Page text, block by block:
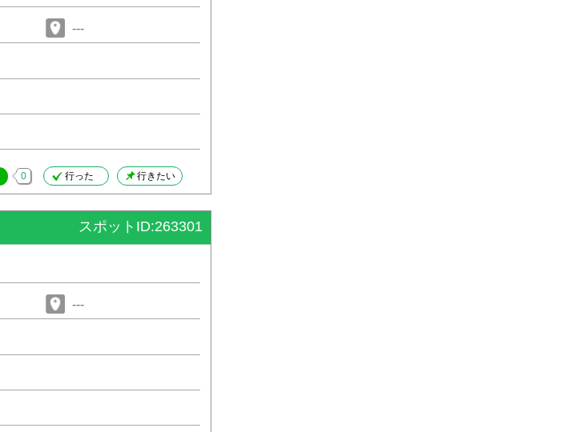
---
0 行った 行きたい
スポットID:263301
---